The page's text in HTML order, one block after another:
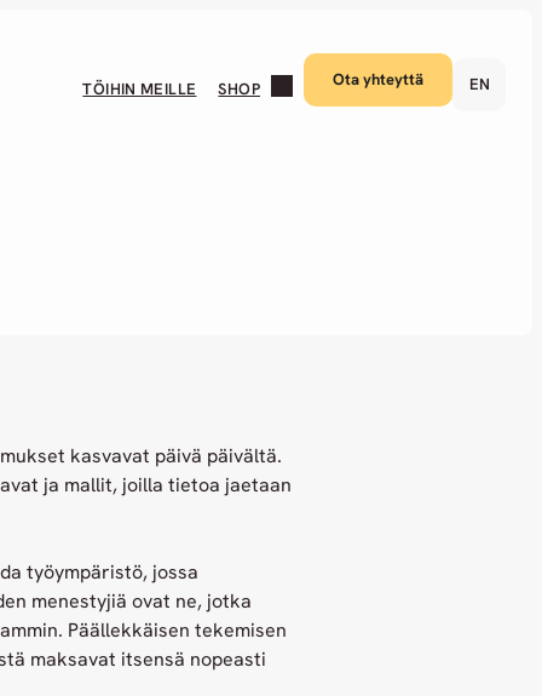
TÖIHIN MEILLE SHOP Ota yhteyttä EN
kasvavat päivä päivältä.
ja mallit, joilla tietoa jaetaan
työympäristö, jossa
menestyjiä ovat ne, jotka
Päällekkäisen tekemisen
maksavat itsensä nopeasti